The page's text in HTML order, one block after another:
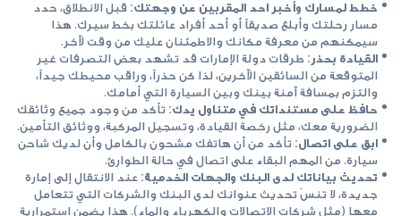
خطط لمسارك وأخبر احد المقربين عن وجهتك: قبل الانطلاق، حدد
مسار رحلتك وأبلغ صديقاً أو أحد أفراد عائلتك بخط سيرك. هذا
سيمكنهم من معرفة مكانك والاطمئنان عليك من وقت لآخر.
القيادة بحذر: طرقات دولة الإمارات قد تشهد بعض التصرفات غير
المتوقعة من السائقين الآخرين، لذا كن حذراً، وراقب محيطك جيداً،
والتزم بمسافة آمنة بينك وبين السيارة التي أمامك.
حافظ على مستنداتك في متناول يدك: تأكد من وجود جميع وثائقك
الضرورية معك، مثل رخصة القيادة، وتسجيل المركبة، ووثائق التأمين.
ابق على اتصال: تأكد من أن هاتفك مشحون بالكامل وأن لديك شاحن
سيارة. من المهم البقاء على اتصال في حالة الطوارئ.
تحديث بياناتك لدى البنك والجهات الخدمية: عند الانتقال إلى إمارة
جديدة، لا تنسَ تحديث عنوانك لدى البنك والشركات التي تتعامل
معها (مثل شركات الاتصالات والكهرباء والماء). هذا يضمن استمرارية